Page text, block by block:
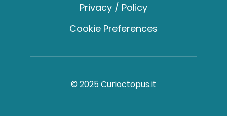
Privacy / Policy
Cookie Preferences
© 2025 Curioctopus.it